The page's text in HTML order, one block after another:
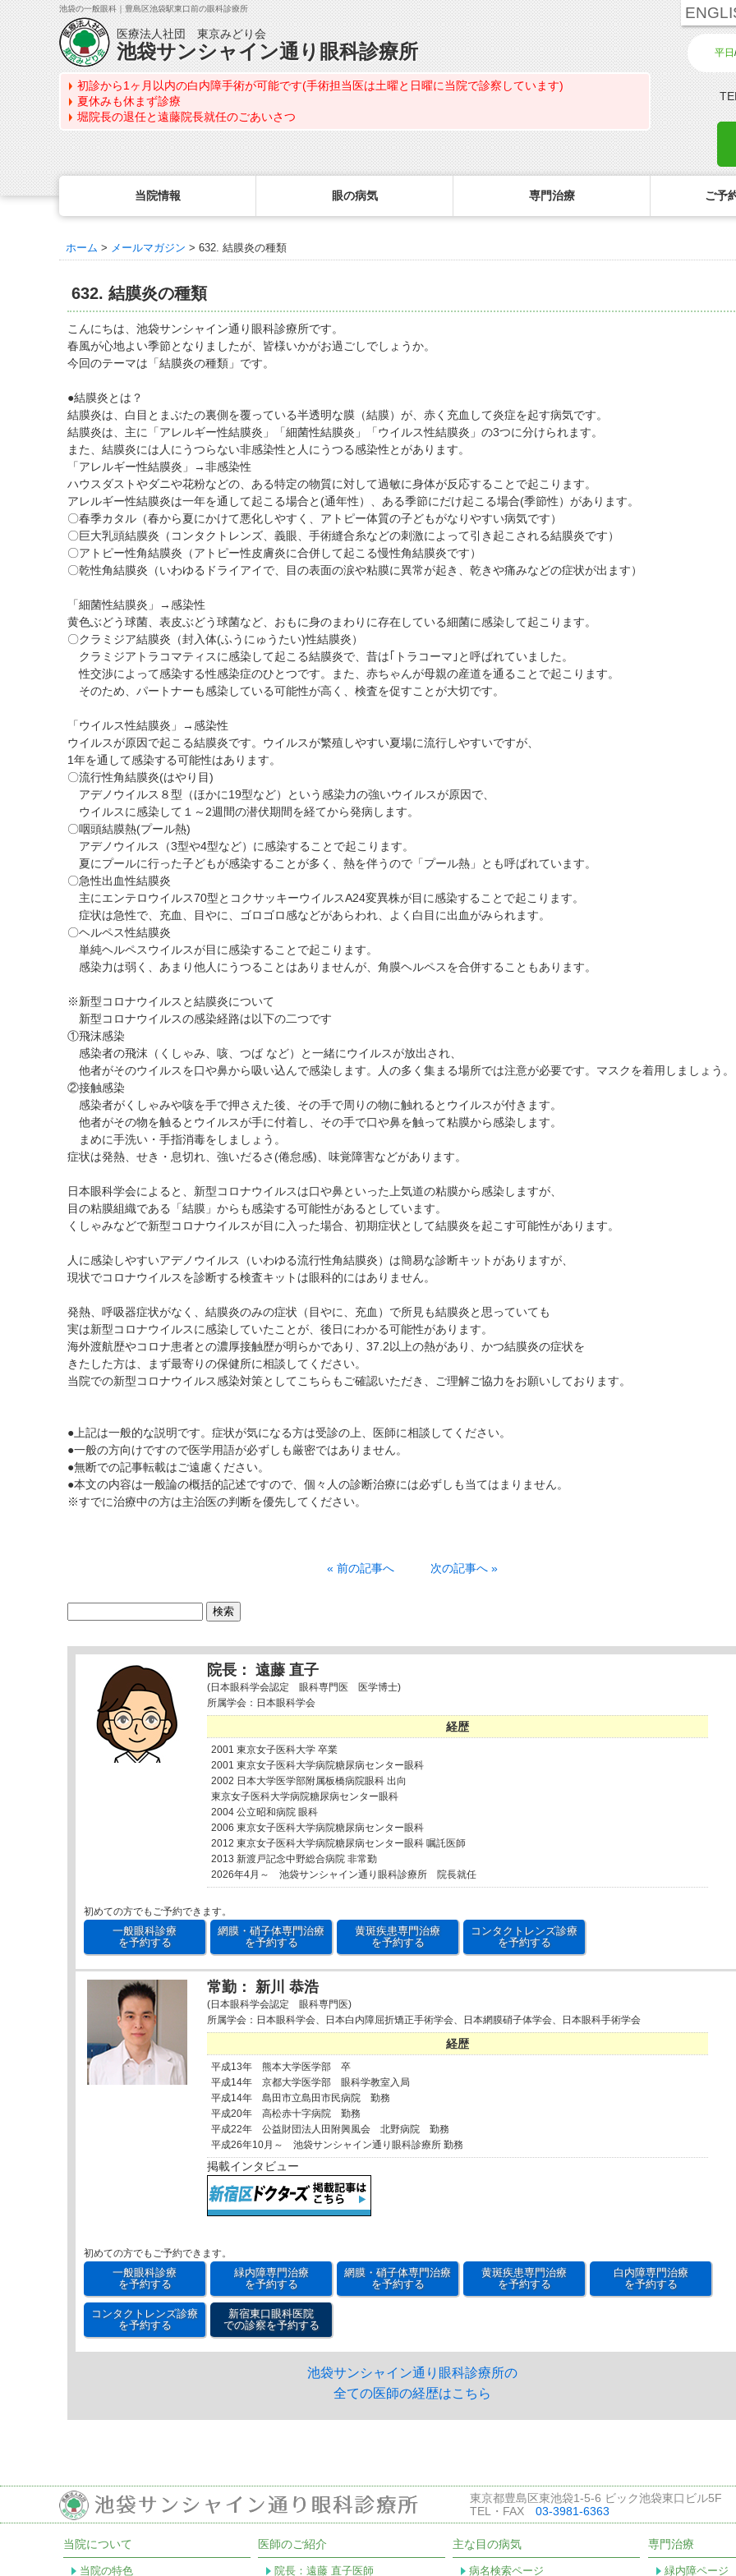
池袋の一般眼科｜豊島区池袋駅東口前の眼科診療所
医療法人社団 東京みどり会
池袋サンシャイン通り眼科診療所
初診から1ヶ月以内の白内障手術が可能です(手術担当医は土曜と日曜に当院で診察しています)
夏休みも休まず診療
堀院長の退任と遠藤院長就任のごあいさつ
平日 /
当院情報
最新情報
医師のご紹介
当院勤務医師のご紹介
ごあいさつ
院内の様子・設備
院内の様子
検査･治療･手術機器
検査費用の目安
アクセス
当院へお越しになる方へのお願い
診察の流れ
眼の病気
眼の病気を調べる
症状から探す
目の構造から探す
ドライアイ
白内障
アレルギー性結膜炎
コンタクトレンズ診療
専門治療
眼科専門治療・特設ページ
角膜疾患専門治療ページ
ドライアイ専門治療ページ
網膜・硝子体専門治療ページ
ぶどう膜炎専門治療ページ
コンタクトレンズ診療
小児眼科専門治療ぺージ(新宿東口眼科医院)
ご予
WEB予約(来院日時の設定)
コンタクトレンズ診療を予約
緑内障専門治療を予約
角膜専門治療を予約
網膜・硝子体専門治療を予約
白内障専門治療を予約
白内障手術公開講座を予約
黄斑専門治療を予約
予約をキャンセルする
コンタクトレンズ診療
処方箋を推奨する理由
定期検査について
コンタクトレンズの種類
乱視用コンタクト
サークルレンズ
ホーム > メールマガジン > 632. 結膜炎の種類
632. 結膜炎の種類
こんにちは、池袋サンシャイン通り眼科診療所です。
春風が心地よい季節となりましたが、皆様いかがお過ごしでしょうか。
今回のテーマは「結膜炎の種類」です。
●結膜炎とは？
結膜炎は、白目とまぶたの裏側を覆っている半透明な膜（結膜）が、赤く充血して炎症を起す病気です。
結膜炎は、主に「アレルギー性結膜炎」「細菌性結膜炎」「ウイルス性結膜炎」の3つに分けられます。
また、結膜炎には人にうつらない非感染性と人にうつる感染性とがあります。
「アレルギー性結膜炎」→非感染性
ハウスダストやダニや花粉などの、ある特定の物質に対して過敏に身体が反応することで起こります。
アレルギー性結膜炎は一年を通して起こる場合と(通年性）、ある季節にだけ起こる場合(季節性）があります。
〇春季カタル（春から夏にかけて悪化しやすく、アトピー体質の子どもがなりやすい病気です）
〇巨大乳頭結膜炎（コンタクトレンズ、義眼、手術縫合糸などの刺激によって引き起こされる結膜炎です）
〇アトピー性角結膜炎（アトピー性皮膚炎に合併して起こる慢性角結膜炎です）
〇乾性角結膜炎（いわゆるドライアイで、目の表面の涙や粘膜に異常が起き、乾きや痛みなどの症状が出ます）
「細菌性結膜炎」→感染性
黄色ぶどう球菌、表皮ぶどう球菌など、おもに身のまわりに存在している細菌に感染して起こります。
〇クラミジア結膜炎（封入体(ふうにゅうたい)性結膜炎）
クラミジアトラコマティスに感染して起こる結膜炎で、昔は｢トラコーマ｣と呼ばれていました。
性交渉によって感染する性感染症のひとつです。また、赤ちゃんが母親の産道を通ることで起こります。
そのため、パートナーも感染している可能性が高く、検査を促すことが大切です。
「ウイルス性結膜炎」→感染性
ウイルスが原因で起こる結膜炎です。ウイルスが繁殖しやすい夏場に流行しやすいですが、
1年を通して感染する可能性はあります。
〇流行性角結膜炎(はやり目)
アデノウイルス８型（ほかに19型など）という感染力の強いウイルスが原因で、
ウイルスに感染して１～2週間の潜伏期間を経てから発病します。
〇咽頭結膜熱(プール熱)
アデノウイルス（3型や4型など）に感染することで起こります。
夏にプールに行った子どもが感染することが多く、熱を伴うので「プール熱」とも呼ばれています。
〇急性出血性結膜炎
主にエンテロウイルス70型とコクサッキーウイルスA24変異株が目に感染することで起こります。
症状は急性で、充血、目やに、ゴロゴロ感などがあらわれ、よく白目に出血がみられます。
〇ヘルペス性結膜炎
単純ヘルペスウイルスが目に感染することで起こります。
感染力は弱く、あまり他人にうつることはありませんが、角膜ヘルペスを合併することもあります。
※新型コロナウイルスと結膜炎について
新型コロナウイルスの感染経路は以下の二つです
①飛沫感染
感染者の飛沫（くしゃみ、咳、つば など）と一緒にウイルスが放出され、
他者がそのウイルスを口や鼻から吸い込んで感染します。人の多く集まる場所では注意が必要です。マスクを着用しましょう。
②接触感染
感染者がくしゃみや咳を手で押さえた後、その手で周りの物に触れるとウイルスが付きます。
他者がその物を触るとウイルスが手に付着し、その手で口や鼻を触って粘膜から感染します。
まめに手洗い・手指消毒をしましょう。
症状は発熱、せき・息切れ、強いだるさ(倦怠感)、味覚障害などがあります。
日本眼科学会によると、新型コロナウイルスは口や鼻といった上気道の粘膜から感染しますが、
目の粘膜組織である「結膜」からも感染する可能性があるとしています。
くしゃみなどで新型コロナウイルスが目に入った場合、初期症状として結膜炎を起こす可能性があります。
人に感染しやすいアデノウイルス（いわゆる流行性角結膜炎）は簡易な診断キットがありますが、
現状でコロナウイルスを診断する検査キットは眼科的にはありません。
発熱、呼吸器症状がなく、結膜炎のみの症状（目やに、充血）で所見も結膜炎と思っていて
実は新型コロナウイルスに感染していたことが、後日にわかる可能性があります。
海外渡航歴やコロナ患者との濃厚接触歴が明らかであり、37.2以上の熱があり、かつ結膜炎の症状を
きたした方は、まず最寄りの保健所に相談してください。
当院での新型コロナウイルス感染対策としてこちらもご確認いただき、ご理解ご協力をお願いしております。
●上記は一般的な説明です。症状が気になる方は受診の上、医師に相談してください。
●一般の方向けですので医学用語が必ずしも厳密ではありません。
●無断での記事転載はご遠慮ください。
●本文の内容は一般論の概括的記述ですので、個々人の診断治療には必ずしも当てはまりません。
※すでに治療中の方は主治医の判断を優先してください。
« 前の記事へ 次の記事へ »
院長： 遠藤 直子
(日本眼科学会認定 眼科専門医 医学博士)
所属学会：日本眼科学会
経歴
2001 東京女子医科大学 卒業
2001 東京女子医科大学病院糖尿病センター眼科
2002 日本大学医学部附属板橋病院眼科 出向
東京女子医科大学病院糖尿病センター眼科
2004 公立昭和病院 眼科
2006 東京女子医科大学病院糖尿病センター眼科
2012 東京女子医科大学病院糖尿病センター眼科 嘱託医師
2013 新渡戸記念中野総合病院 非常勤
2026年4月～ 池袋サンシャイン通り眼科診療所 院長就任
初めての方でもご予約できます。
一般眼科診療
を予約する
網膜・硝子体専門治療
を予約する
黄斑疾患専門治療
を予約する
コンタクトレンズ診療
を予約する
常勤： 新川 恭浩
(日本眼科学会認定 眼科専門医)
所属学会：日本眼科学会、日本白内障屈折矯正手術学会、日本網膜硝子体学会、日本眼科手術学会
経歴
平成13年 熊本大学医学部 卒
平成14年 京都大学医学部 眼科学教室入局
平成14年 島田市立島田市民病院 勤務
平成20年 高松赤十字病院 勤務
平成22年 公益財団法人田附興風会 北野病院 勤務
平成26年10月～ 池袋サンシャイン通り眼科診療所 勤務
掲載インタビュー
初めての方でもご予約できます。
一般眼科診療
を予約する
緑内障専門治療
を予約する
網膜・硝子体専門治療
を予約する
黄斑疾患専門治療
を予約する
白内障専門治療
を予約する
コンタクトレンズ診療
を予約する
新宿東口眼科医院
での診察を予約する
池袋サンシャイン通り眼科診療所の
全ての医師の経歴はこちら
東京都豊島区東池袋1-5-6 ビック池袋東口ビル5F
TEL・FAX 03-3981-6363
当院について
当院の特色
医師のご紹介
院長：遠藤 直子医師
主な目の病気
病名検索ページ
専門治療
緑内障ページ